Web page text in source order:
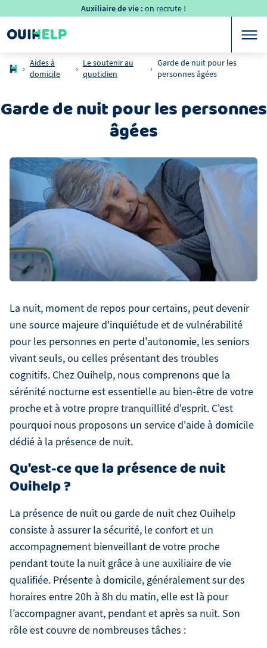
Auxiliaire de vie : on recrute !
›
Aides à
domicile
›
Le soutenir au
quotidien
›
Garde de nuit pour les
personnes âgées
Garde de nuit pour les personnes
âgées
La nuit, moment de repos pour certains, peut devenir
une source majeure d'inquiétude et de vulnérabilité
pour les personnes en perte d'autonomie, les seniors
vivant seuls, ou celles présentant des troubles
cognitifs. Chez Ouihelp, nous comprenons que la
sérénité nocturne est essentielle au bien-être de votre
proche et à votre propre tranquillité d'esprit. C'est
pourquoi nous proposons un service d'aide à domicile
dédié à la présence de nuit.
Qu'est-ce que la présence de nuit
Ouihelp ?
La présence de nuit ou garde de nuit chez Ouihelp
consiste à assurer la sécurité, le confort et un
accompagnement bienveillant de votre proche
pendant toute la nuit grâce à une auxiliaire de vie
qualifiée. Présente à domicile, généralement sur des
horaires entre 20h à 8h du matin, elle est là pour
l’accompagner avant, pendant et après sa nuit. Son
rôle est couvre de nombreuses tâches :